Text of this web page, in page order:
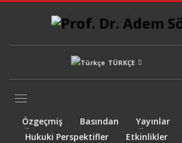
TÜRKÇE
Özgeçmiş Basından Yayınlar
Hukuki Perspektifler
Etkinlikler